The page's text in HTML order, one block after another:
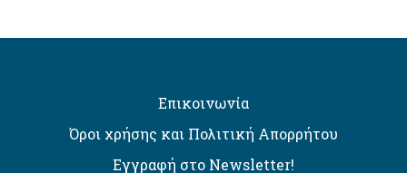
Επικοινωνία
Όροι χρήσης και Πολιτική Απορρήτου
Εγγραφή στο Newsletter!